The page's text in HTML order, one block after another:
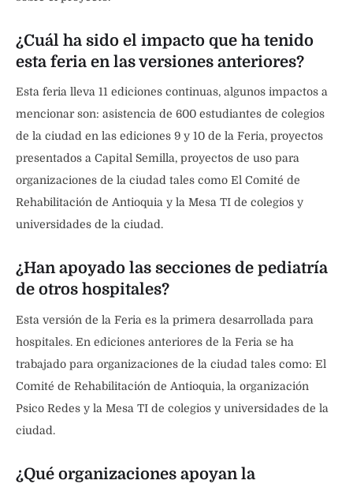
¿Cuál ha sido el impacto que ha tenido
esta feria en las versiones anteriores?
Esta feria lleva 11 ediciones continuas, algunos impactos a
mencionar son: asistencia de 600 estudiantes de colegios
de la ciudad en las ediciones 9 y 10 de la Feria, proyectos
presentados a Capital Semilla, proyectos de uso para
organizaciones de la ciudad tales como El Comité de
Rehabilitación de Antioquia y la Mesa TI de colegios y
universidades de la ciudad.
¿Han apoyado las secciones de pediatría
de otros hospitales?
Esta versión de la Feria es la primera desarrollada para
hospitales. En ediciones anteriores de la Feria se ha
trabajado para organizaciones de la ciudad tales como: El
Comité de Rehabilitación de Antioquia, la organización
Psico Redes y la Mesa TI de colegios y universidades de la
ciudad.
¿Qué organizaciones apoyan la